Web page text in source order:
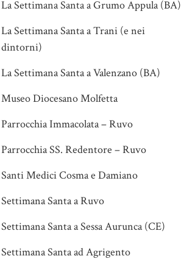
La Settimana Santa a Grumo Appula (BA)
La Settimana Santa a Trani (e nei
dintorni)
La Settimana Santa a Valenzano (BA)
Museo Diocesano Molfetta
Parrocchia Immacolata – Ruvo
Parrocchia SS. Redentore – Ruvo
Santi Medici Cosma e Damiano
Settimana Santa a Ruvo
Settimana Santa a Sessa Aurunca (CE)
Settimana Santa ad Agrigento